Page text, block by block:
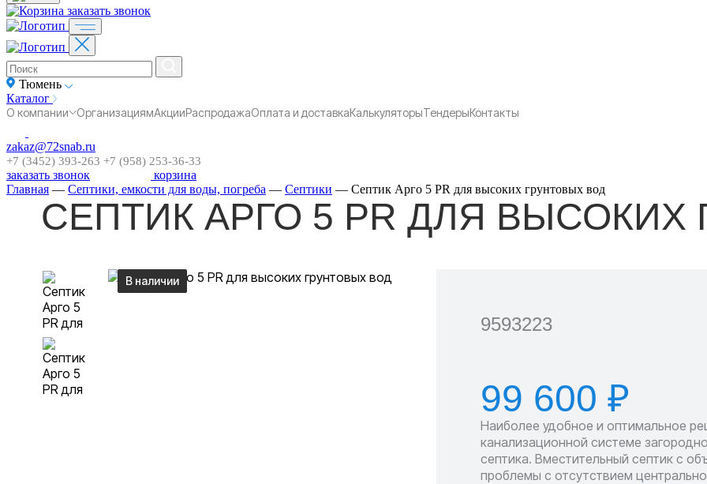
заказать звонок
Тюмень
Каталог
О компании
ОрганизациямАкцииРаспродажаОплата и доставкаКалькуляторыТендерыКонтакты
zakaz@72snab.ru
+7 (3452) 393-263 +7 (958) 253-36-33
заказать звонок
корзина
Главная — Септики, емкости для воды, погреба — Септики — Септик Арго 5 PR для высоких грунтовых вод
СЕПТИК АРГО 5 PR ДЛЯ
В наличии
9593223
99 600 ₽
Наиболее удобное и оптимальное
канализационной системе
септика. Вместительный септик с
проблемы с отсутствием